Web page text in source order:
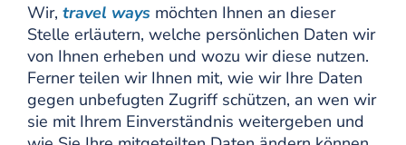
Wir, travel ways möchten Ihnen an dieser
Stelle erläutern, welche persönlichen Daten wir
von Ihnen erheben und wozu wir diese nutzen.
Ferner teilen wir Ihnen mit, wie wir Ihre Daten
gegen unbefugten Zugriff schützen, an wen wir
sie mit Ihrem Einverständnis weitergeben und